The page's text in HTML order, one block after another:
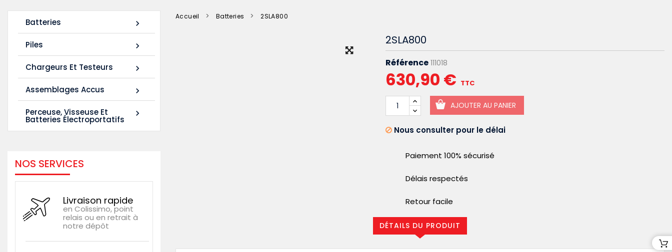

Batteries

Piles

Chargeurs Et Testeurs

Assemblages Accus

Perceuse, Visseuse Et
Batteries Électroportatifs
NOS SERVICES
Livraison rapide
en Colissimo, point
relais ou en retrait à
notre dépôt
Accueil Batteries 2SLA800
2SLA800
Référence 111018
630,90 € TTC
AJOUTER AU PANIER
Nous consulter pour le délai
Paiement 100% sécurisé
Délais respectés
Retour facile
DÉTAILS DU PRODUIT